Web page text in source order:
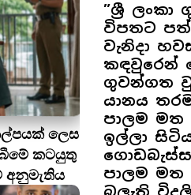
ලෙස
කටයුතු
”ශ්‍රී
විපතට
වැනිදා
කඳවුරෙන්
ගුවන්ගත
යානය
පාලම මත
ඉල්ලා
පාලම